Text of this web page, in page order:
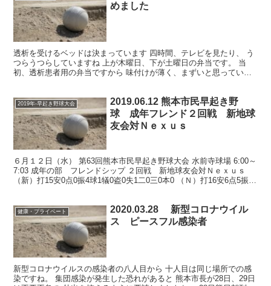
めました
透析を受けるベッドは決まっています 四時間、テレビを見たり、 う
つらうつらしていますね 上が木曜日、下が土曜日の弁当です。 当
初、透析患者用の弁当ですから 味付けが薄く、まずいと思っていま
2019年-早起き野球大会
2019.06.12 熊本市民早起き野
球 成年フレンド２回戦 新地球
友会対Ｎｅｘｕｓ
６月１２日（水） 第63回熊本市民早起き野球大会 水前寺球場 6:00～
7:03 成年の部 フレンドシップ ２回戦 新地球友会対Ｎｅｘｕｓ
（新）打15安0点0振4球1犠0盗0失1二0三0本0 （Ｎ）打16安6点5振2
健康・プライベート
2020.03.28 新型コロナウイル
ス ピースフル感染者
新型コロナウイルスの感染者の八人目から 十人目は同じ場所での感
染ですね。 集団感染が発生した恐れがあると 熊本市長が28日、29日